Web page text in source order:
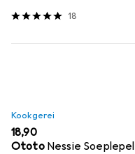
18
Kookgerei
EUR
18,90
Ototo Nessie Soeplepel